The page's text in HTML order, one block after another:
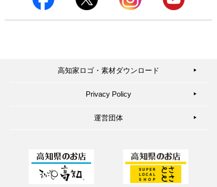
高知家ロゴ・素材ダウンロード ▶︎
Privacy Policy ▶︎
運営団体 ▶︎